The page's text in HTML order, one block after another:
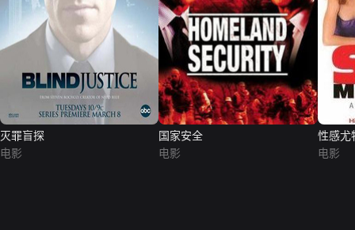
灭罪盲探
电影
国家安全
电影
性感尤
电影